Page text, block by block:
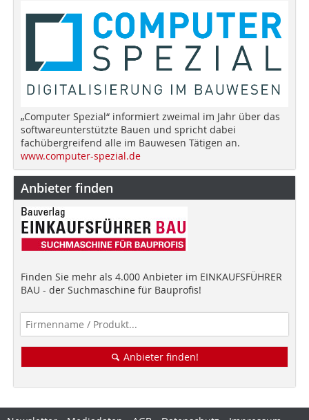
„Computer Spezial“ informiert zweimal im Jahr über das
softwareunterstützte Bauen und spricht dabei
fachübergreifend alle im Bauwesen Tätigen an.
www.computer-spezial.de
Anbieter finden
Finden Sie mehr als 4.000 Anbieter im EINKAUFSFÜHRER
BAU - der Suchmaschine für Bauprofis!
Anbieter finden!